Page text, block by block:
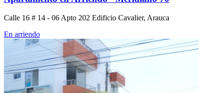
Calle 16 # 14 - 06 Apto 202 Edificio Cavalier, Arauca
En arriendo